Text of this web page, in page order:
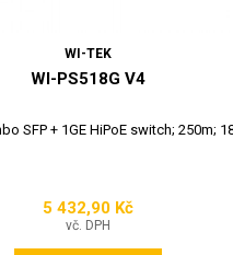
WI-TEK
WI-PS518G V4
SFP + 1GE HiPoE switch; 250m;
Cena
5 432,90 Kč
vč. DPH